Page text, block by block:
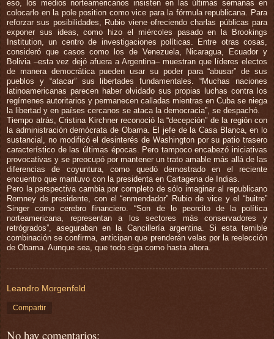
eso, los medios norteamericanos insisten en las últimas semanas en
colocarlo en la pole position como vice para la fórmula republicana. Para
reforzar sus posibilidades, Rubio viene ofreciendo charlas públicas para
exponer sus ideas, como hizo el miércoles pasado en la Brookings
Institution, un centro de investigaciones políticas. Entre otras cosas,
consideró que casos como los de Venezuela, Nicaragua, Ecuador y
Bolivia –esta vez dejó afuera a Argentina– muestran que líderes electos
de manera democrática pueden usar su poder para “abusar” de sus
pueblos y “atacar” sus libertades fundamentales. “Muchas naciones
latinoamericanas parecen haber olvidado sus propias luchas contra los
regímenes autoritarios y permanecen calladas mientras en Cuba se niega
la libertad y en países cercanos se ataca la democracia”, se despachó.
Tiempo atrás, Cristina Kirchner reconoció la “decepción” de la región con
la administración demócrata de Obama. El jefe de la Casa Blanca, en lo
sustancial, no modificó el desinterés de Washington por su patio trasero
característico de las últimas épocas. Pero tampoco encabezó iniciativas
provocativas y se preocupó por mantener un trato amable más allá de las
diferencias de coyuntura, como quedó demostrado en el reciente
encuentro que mantuvo con la presidenta en Cartagena de Indias.
Pero la perspectiva cambia por completo de sólo imaginar al republicano
Romney de presidente, con el “enmendador” Rubio de vice y el “buitre”
Singer como cerebro financiero. “Son de lo peorcito de la política
norteamericana, representan a los sectores más conservadores y
retrógrados”, aseguraban en la Cancillería argentina. Si esta temible
combinación se confirma, anticipan que prenderán velas por la reelección
de Obama. Aunque sea, que todo siga como hasta ahora.
Leandro Morgenfeld
Compartir
No hay comentarios: